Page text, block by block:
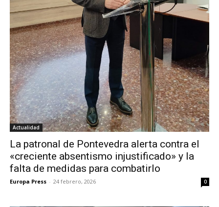
Actualidad
La patronal de Pontevedra alerta contra el
«creciente absentismo injustificado» y la
falta de medidas para combatirlo
Europa Press - 24 febrero, 2026 0